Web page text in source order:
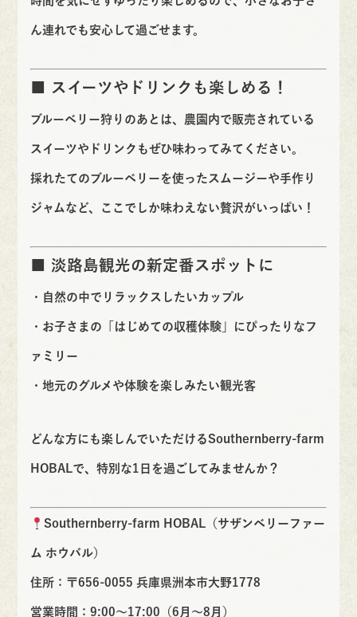
ん連れでも安心して過ごせます。
■ スイーツやドリンクも楽しめる！
ブルーベリー狩りのあとは、農園内で販売されている
スイーツやドリンク もぜひ味わってみてください。
採れたてのブルーベリーを使ったスムージーや手作り
ジャムなど、ここでしか味わえない贅沢がいっぱい！
■ 淡路島観光の新定番スポットに
・自然の中でリラックスしたいカップル
・お子さまの「はじめての収穫体験」にぴったりなフ
ァミリー
・地元のグルメや体験を楽しみたい観光客
どんな方にも楽しんでいただけるSouthernberry-farm
HOBALで、特別な1日を過ごしてみませんか？
Southernberry-farm HOBAL（サザンベリーファー
ム ホウバル）
住所：〒656-0055 兵庫県洲本市大野1778
営業時間：9:00～17:00（6月～8月）